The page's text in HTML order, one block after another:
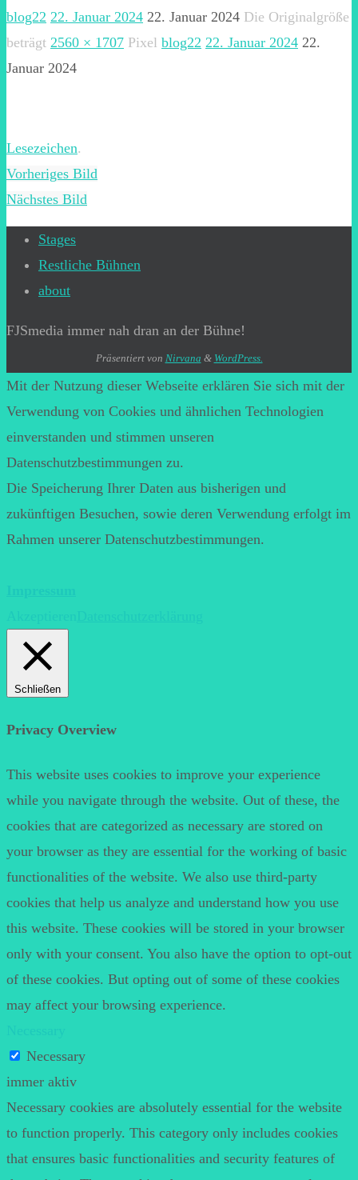
blog22 22. Januar 2024 22. Januar 2024 Die Originalgröße
beträgt 2560 × 1707 Pixel blog22 22. Januar 2024 22.
Januar 2024
Lesezeichen.
Vorheriges Bild
Nächstes Bild
Stages
Restliche Bühnen
about
FJSmedia immer nah dran an der Bühne!
Präsentiert von Nirvana & WordPress.
Mit der Nutzung dieser Webseite erklären Sie sich mit der
Verwendung von Cookies und ähnlichen Technologien
einverstanden und stimmen unseren
Datenschutzbestimmungen zu.
Die Speicherung Ihrer Daten aus bisherigen und
zukünftigen Besuchen, sowie deren Verwendung erfolgt im
Rahmen unserer Datenschutzbestimmungen.
Schließen
Privacy Overview
This website uses cookies to improve your experience
while you navigate through the website. Out of these, the
cookies that are categorized as necessary are stored on
your browser as they are essential for the working of basic
functionalities of the website. We also use third-party
cookies that help us analyze and understand how you use
this website. These cookies will be stored in your browser
only with your consent. You also have the option to opt-out
of these cookies. But opting out of some of these cookies
may affect your browsing experience.
Necessary
immer aktiv
Necessary cookies are absolutely essential for the website
to function properly. This category only includes cookies
that ensures basic functionalities and security features of